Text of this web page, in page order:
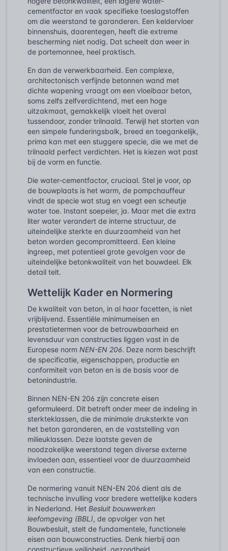
cementfactor en vaak specifieke toeslagstoffen
om die weerstand te garanderen. Een keldervloer
binnenshuis, daarentegen, heeft die extreme
bescherming niet nodig. Dat scheelt dan weer in
de portemonnee, heel praktisch.
En dan de verwerkbaarheid. Een complexe,
architectonisch verfijnde betonnen wand met
dichte wapening vraagt om een vloeibaar beton,
soms zelfs zelfverdichtend, met een hoge
uitzakmaat, gemakkelijk vloeit het overal
tussendoor, zonder trilnaald. Terwijl het storten van
een simpele funderingsbalk, breed en toegankelijk,
prima kan met een stuggere specie, die we met de
trilnaald perfect verdichten. Het is kiezen wat past
bij de vorm en functie.
Die water-cementfactor, cruciaal. Stel je voor, op
de bouwplaats is het warm, de pompchauffeur
vindt de specie wat stug en voegt een scheutje
water toe. Instant soepeler, ja. Maar met die extra
liter water verandert de interne structuur, de
uiteindelijke sterkte en duurzaamheid van het
beton worden gecompromitteerd. Een kleine
ingreep, met potentieel grote gevolgen voor de
uiteindelijke betonkwaliteit van het bouwdeel. Elk
detail telt.
Wettelijk Kader en Normering
De kwaliteit van beton, in al haar facetten, is niet
vrijblijvend. Essentiële minimumeisen en
prestatietermen voor de betrouwbaarheid en
levensduur van constructies liggen vast in de
Europese norm NEN-EN 206. Deze norm beschrijft
de specificatie, eigenschappen, productie en
conformiteit van beton en is de basis voor de
betonindustrie.
Binnen NEN-EN 206 zijn concrete eisen
geformuleerd. Dit betreft onder meer de indeling in
sterkteklassen, die de minimale druksterkte van
het beton garanderen, en de vaststelling van
milieuklassen. Deze laatste geven de
noodzakelijke weerstand tegen diverse externe
invloeden aan, essentieel voor de duurzaamheid
van een constructie.
De normering vanuit NEN-EN 206 dient als de
technische invulling voor bredere wettelijke kaders
in Nederland. Het Besluit bouwwerken
leefomgeving (BBL), de opvolger van het
Bouwbesluit, stelt de fundamentele, functionele
eisen aan bouwconstructies. Denk hierbij aan
constructieve veiligheid, gezondheid,